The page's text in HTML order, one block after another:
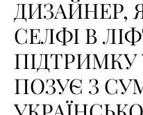
ДИЗАЙНЕР,
СЕЛФІ В
ПІДТРИМКУ
ПОЗУЄ З